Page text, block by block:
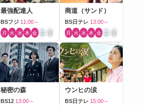
最強配達人
BSフジ 11:00～
月 火 水 木 金 土 日
商道（サンド）
BS日テレ 13:00～
月 火 水 木 金 土 日
秘密の森
BS12 13:00～
ウンヒの涙
BS日テレ 15:00～